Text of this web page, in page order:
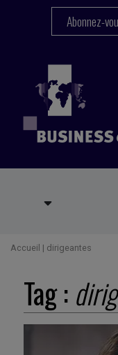
Abonnez-
Accueil | dirigeantes
Tag :